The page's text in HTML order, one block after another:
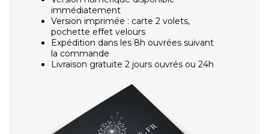
immédiatement
Version imprimée : carte 2 volets,
pochette effet velours
Expédition dans les 8h ouvrées suivant
la commande
Livraison gratuite 2 jours ouvrés ou 24h